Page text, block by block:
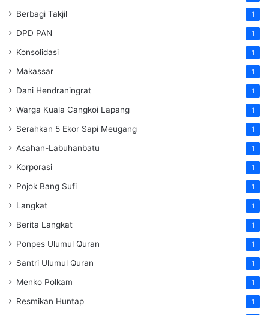
Berbagi Takjil 1
DPD PAN 1
Konsolidasi 1
Makassar 1
Dani Hendraningrat 1
Warga Kuala Cangkoi Lapang 1
Serahkan 5 Ekor Sapi Meugang 1
Asahan-Labuhanbatu 1
Korporasi 1
Pojok Bang Sufi 1
Langkat 1
Berita Langkat 1
Ponpes Ulumul Quran 1
Santri Ulumul Quran 1
Menko Polkam 1
Resmikan Huntap 1